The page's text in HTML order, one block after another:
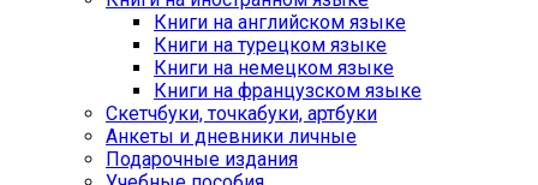
Книги на английском языке
Книги на турецком языке
Книги на немецком языке
Книги на французском языке
Cкетчбуки, точкабуки, артбуки
Анкеты и дневники личные
Подарочные издания